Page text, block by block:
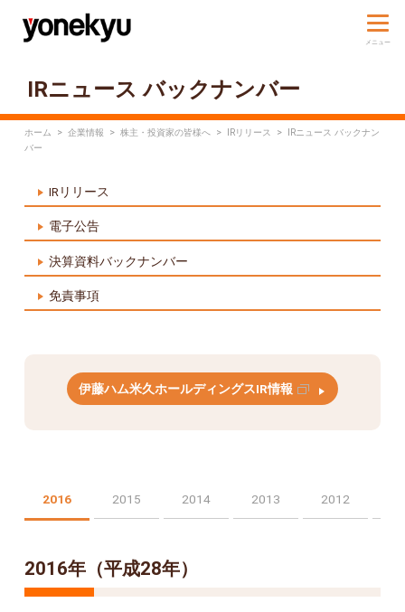
IRニュース バックナンバー
ホーム > 企業情報 > 株主・投資家の皆様へ > IRリリース >
IRニュース バックナン
バー
IRリリース
電子公告
決算資料バックナンバー
免責事項
伊藤ハム米久ホールディングスIR情報
2016 2015 2014 2013 2012
2016年（平成28年）